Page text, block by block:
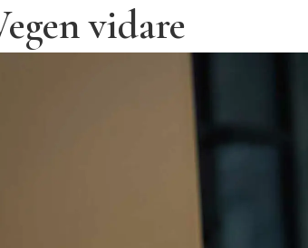
vidare